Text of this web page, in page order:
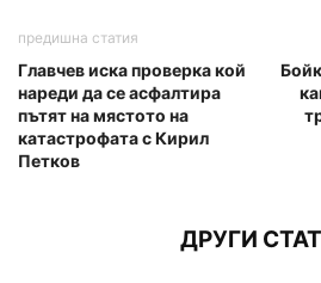
предишна статия
Главчев иска проверка кой
нареди да се асфалтира
пътят на мястото на
катастрофата с Кирил
Петков
ДРУГИ